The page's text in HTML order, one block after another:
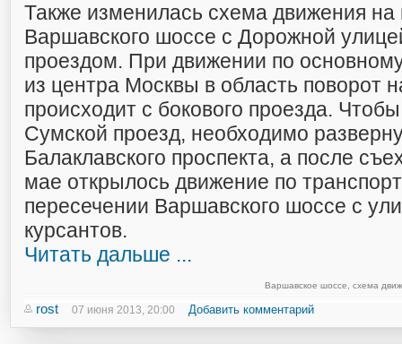
Также изменилась схема движения на
Варшавского шоссе с Дорожной
проездом. При движении по
из центра Москвы в область поворот
происходит с бокового проезда.
Сумской проезд, необходимо
Балаклавского проспекта, а после
мае открылось движение по
пересечении Варшавского шоссе с
курсантов.
Читать дальше ...
Варшавское шоссе схема
rost 07 июня 2013, 20:00 Добавить комментарий